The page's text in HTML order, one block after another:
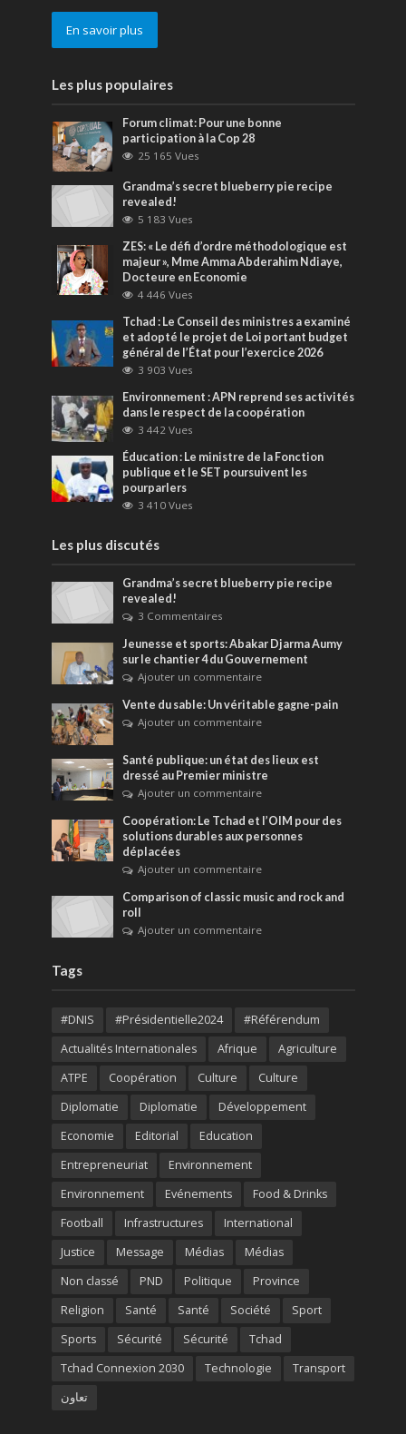
En savoir plus
Les plus populaires
Forum climat: Pour une bonne
participation à la Cop 28
25 165 Vues
Grandma’s secret blueberry pie recipe
revealed!
5 183 Vues
ZES: « Le défi d’ordre méthodologique est
majeur », Mme Amma Abderahim Ndiaye,
Docteure en Economie
4 446 Vues
Tchad : Le Conseil des ministres a examiné
et adopté le projet de Loi portant budget
général de l’État pour l’exercice 2026
3 903 Vues
Environnement : APN reprend ses activités
dans le respect de la coopération
3 442 Vues
Éducation : Le ministre de la Fonction
publique et le SET poursuivent les
pourparlers
3 410 Vues
Les plus discutés
Grandma’s secret blueberry pie recipe
revealed!
3 Commentaires
Jeunesse et sports: Abakar Djarma Aumy
sur le chantier 4 du Gouvernement
Ajouter un commentaire
Vente du sable: Un véritable gagne-pain
Ajouter un commentaire
Santé publique: un état des lieux est
dressé au Premier ministre
Ajouter un commentaire
Coopération: Le Tchad et l’OIM pour des
solutions durables aux personnes
déplacées
Ajouter un commentaire
Comparison of classic music and rock and
roll
Ajouter un commentaire
Tags
#DNIS #Présidentielle2024
#Référendum
Actualités Internationales
Afrique
Agriculture
ATPE
Coopération Culture
Culture
Diplomatie
Diplomatie
Développement
Economie
Editorial
Education
Entrepreneuriat
Environnement
Environnement
Evénements
Food & Drinks
Football
Infrastructures
International
Justice
Message Médias
Médias
Non classé
PND Politique
Province
Religion
Santé Santé Société
Sport
Sports
Sécurité Sécurité
Tchad
Tchad Connexion 2030
Technologie
Transport
تعاون